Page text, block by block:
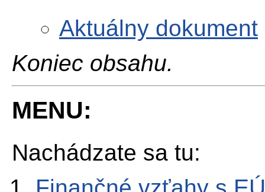
Aktuálny dokument
Koniec obsahu.
MENU:
Nachádzate sa tu: